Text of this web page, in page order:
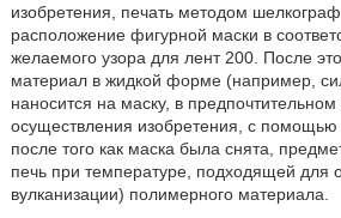
изобретения, печать методом
расположение фигурной маски в
желаемого узора для лент 200. После
материал в жидкой форме (например,
наносится на маску, в предпочтительном
осуществления изобретения, с помощью
после того как маска была снята,
печь при температуре, подходящей для
вулканизации) полимерного материала.